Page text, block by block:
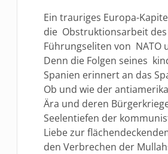
Ein trauriges Europa-
die Obstruktionsarbeit
Führungseliten von NATO
Denn die Folgen seines
Spanien erinnert an das
Ob und wie der
Ära und deren
Seelentiefen der
Liebe zur
den Verbrechen der